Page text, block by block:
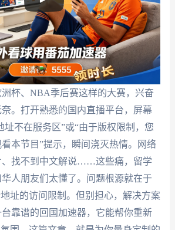
杯、NBA季后赛这样的大赛，兴奋
。打开熟悉的国内直播平台，屏幕
址不在服务区”或“由于版权限制，您
本节目”提示，瞬间浇灭热情。网络
、找不到中文解说……这些痛，留学
人朋友们太懂了。问题根源就在于
址的访问限制。但别担心，解决方案
靠谱的回国加速器，它能帮你重新